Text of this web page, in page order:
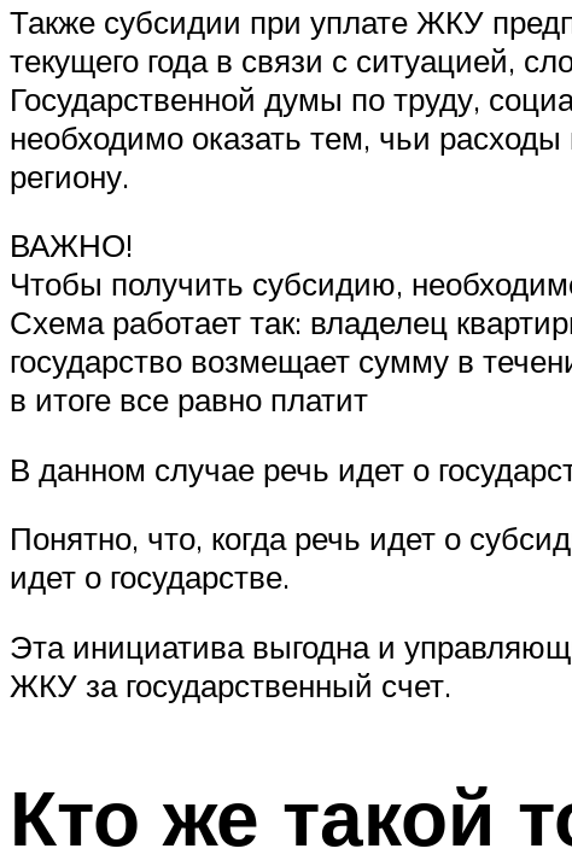
Также субсидии при уплате ЖКУ
текущего года в связи с ситуацией,
Государственной думы по труду,
необходимо оказать тем, чьи
региону.
ВАЖНО!
Чтобы получить субсидию,
Схема работает так: владелец
государство возмещает сумму в
в итоге все равно платит
В данном случае речь идет о
Понятно, что, когда речь идет о
идет о государстве.
Эта инициатива выгодна и
ЖКУ за государственный счет.
Кто же такой